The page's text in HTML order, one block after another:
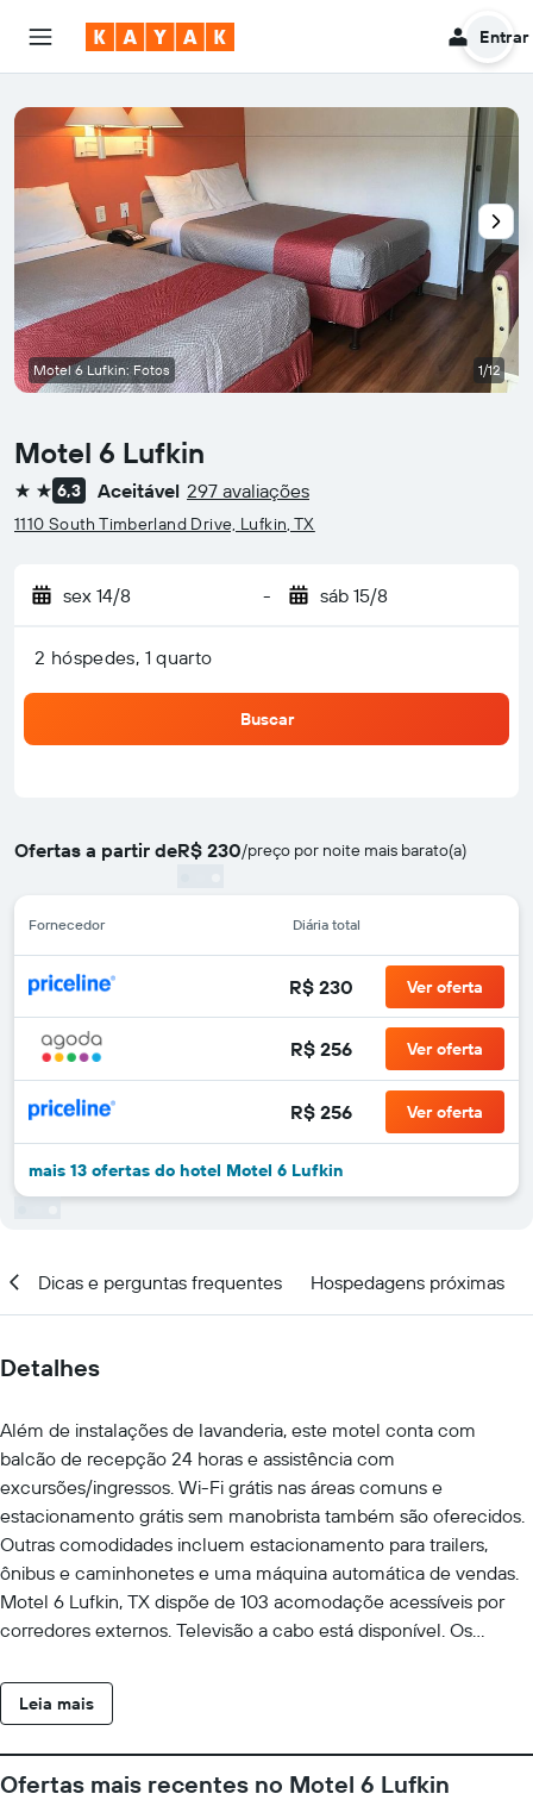
Entrar
Motel 6 Lufkin
2 estrelas
6,3 Aceitável 297 avaliações
1110 South Timberland Drive, Lufkin, TX
sex 14/8 - sáb 15/8
2 hóspedes, 1 quarto
Buscar
Ofertas a partir deR$ 230/preço por noite mais barato(a)
Fornecedor Diária total
R$ 230 Ver oferta
R$ 256 Ver oferta
R$ 256 Ver oferta
mais 13 ofertas do hotel Motel 6 Lufkin
Motel 6 Lufkin: Fotos 1/12
Dicas e perguntas frequentes Hospedagens próximas
Detalhes
Além de instalações de lavanderia, este motel conta com
balcão de recepção 24 horas e assistência com
excursões/ingressos. Wi-Fi grátis nas áreas comuns e
estacionamento grátis sem manobrista também são oferecidos.
Outras comodidades incluem estacionamento para trailers,
ônibus e caminhonetes e uma máquina automática de vendas.
Motel 6 Lufkin, TX dispõe de 103 acomodaçõe acessíveis por
corredores externos. Televisão a cabo está disponível. Os
Fi gratuitamente. As comodidades para negócios incluem
telefones com chamadas locais grátis (restrições podem ser
Leia mais
Ofertas mais recentes no Motel 6 Lufkin